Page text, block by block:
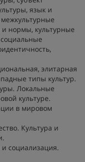
язык и
нормы, культурные
элитарная
типы культур.
Локальные
культуре.
в мировом
Культура и
социализация.